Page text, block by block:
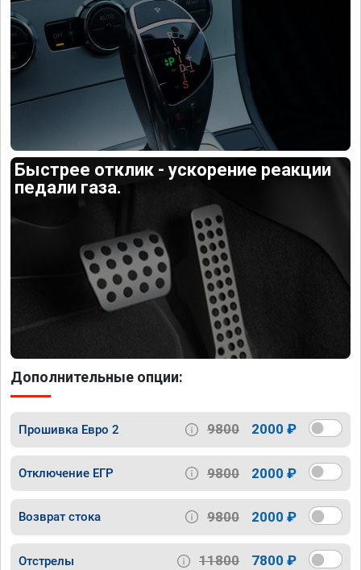
Быстрее отклик - ускорение реакции
педали газа.
Дополнительные опции:
Прошивка Евро 2 9800 2000 ₽
Отключение ЕГР 9800 2000 ₽
Возврат стока 9800 2000 ₽
Отстрелы 11800 7800 ₽